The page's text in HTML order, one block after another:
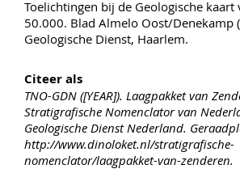
Toelichtingen bij de Geologische kaart
50.000. Blad Almelo Oost/Denekamp
Geologische Dienst, Haarlem.
Citeer als
TNO-GDN ([YEAR]). Laagpakket van
Stratigrafische Nomenclator van
Geologische Dienst Nederland.
http://www.dinoloket.nl/stratigrafische-
nomenclator/laagpakket-van-zenderen.